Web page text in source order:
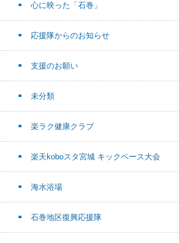
心に映った「石巻」
応援隊からのお知らせ
支援のお願い
未分類
楽ラク健康クラブ
楽天koboスタ宮城 キックベース大会
海水浴場
石巻地区復興応援隊